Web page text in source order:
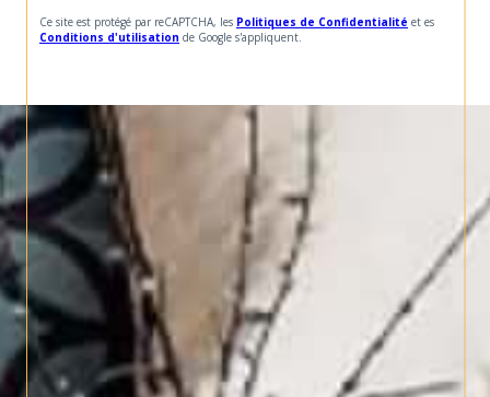
Ce site est protégé par reCAPTCHA, les Politiques de Confidentialité et es
Conditions d'utilisation de Google s'appliquent.